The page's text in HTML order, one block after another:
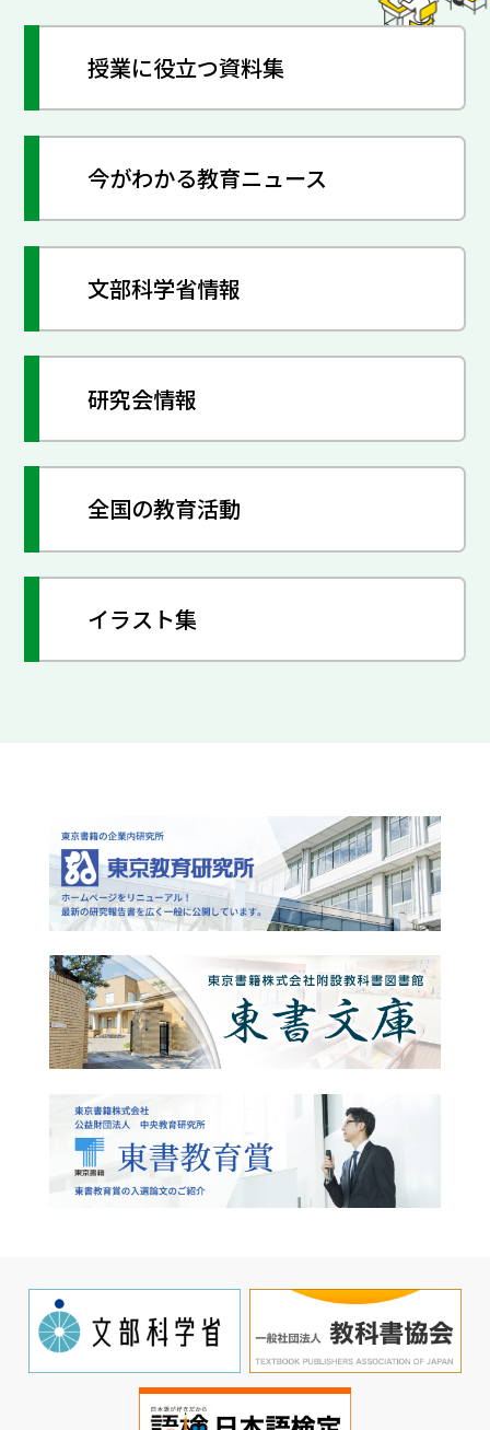
授業に役立つ資料集
今がわかる教育ニュース
文部科学省情報
研究会情報
全国の教育活動
イラスト集